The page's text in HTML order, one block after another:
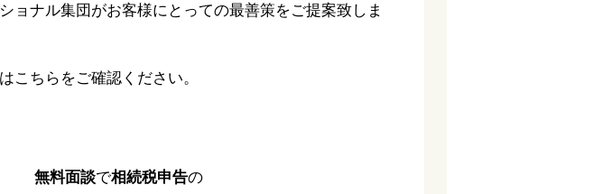
ョナル集団がお客様にとっての最善策をご提案致しま
こちらをご確認ください。
無料面談で相続税申告の